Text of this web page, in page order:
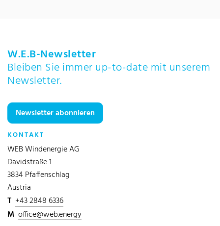
W.E.B-Newsletter
Bleiben Sie immer up-to-date mit unserem
Newsletter.
Newsletter abonnieren
KONTAKT
WEB Windenergie AG
Davidstraße 1
3834 Pfaffenschlag
Austria
T +43 2848 6336
M office@web.energy